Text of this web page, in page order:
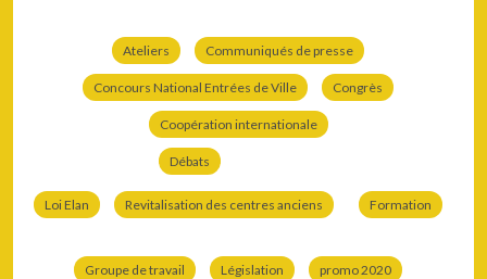
Ateliers Communiqués de presse
Concours National Entrées de Ville Congrès
Coopération internationale
Débats
Loi Elan Revitalisation des centres anciens Formation
Groupe de travail Législation promo 2020